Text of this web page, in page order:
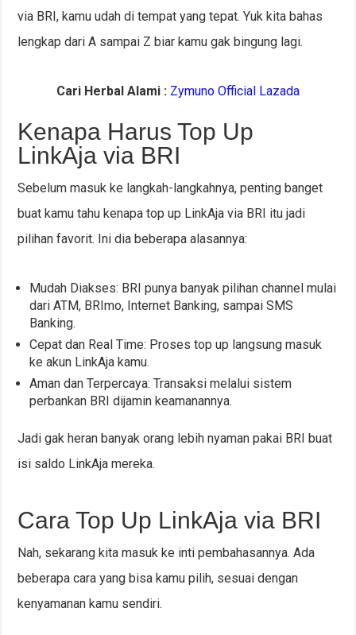
via BRI, kamu udah di tempat yang tepat. Yuk kita bahas
lengkap dari A sampai Z biar kamu gak bingung lagi.
Cari Herbal Alami : Zymuno Official Lazada
Kenapa Harus Top Up
LinkAja via BRI
Sebelum masuk ke langkah-langkahnya, penting banget
buat kamu tahu kenapa top up LinkAja via BRI itu jadi
pilihan favorit. Ini dia beberapa alasannya:
Mudah Diakses: BRI punya banyak pilihan channel mulai
dari ATM, BRImo, Internet Banking, sampai SMS
Banking.
Cepat dan Real Time: Proses top up langsung masuk
ke akun LinkAja kamu.
Aman dan Terpercaya: Transaksi melalui sistem
perbankan BRI dijamin keamanannya.
Jadi gak heran banyak orang lebih nyaman pakai BRI buat
isi saldo LinkAja mereka.
Cara Top Up LinkAja via BRI
Nah, sekarang kita masuk ke inti pembahasannya. Ada
beberapa cara yang bisa kamu pilih, sesuai dengan
kenyamanan kamu sendiri.